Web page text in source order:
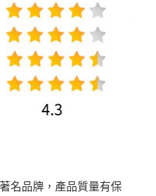
名品牌，產品質量有保